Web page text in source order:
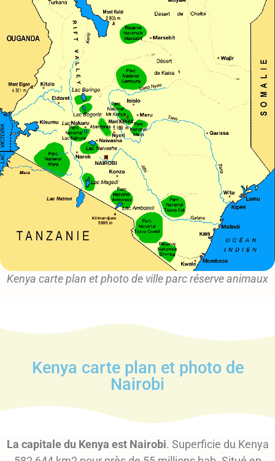
Kenya carte plan et photo de ville parc réserve animaux
Kenya carte plan et photo de
Nairobi
La capitale du Kenya est Nairobi. Superficie du Kenya